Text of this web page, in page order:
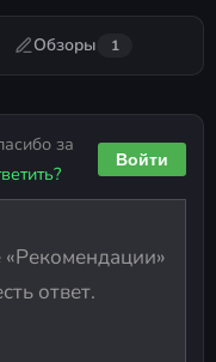
Обзоры 1
за
Войти